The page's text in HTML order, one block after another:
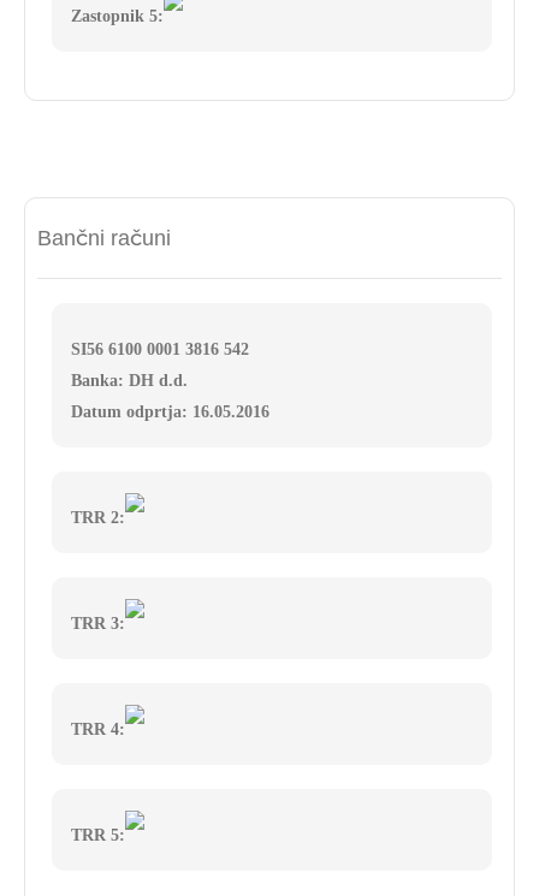
Zastopnik 5:
Bančni računi
SI56 6100 0001 3816 542
Banka: DH d.d.
Datum odprtja: 16.05.2016
TRR 2:
TRR 3:
TRR 4:
TRR 5: